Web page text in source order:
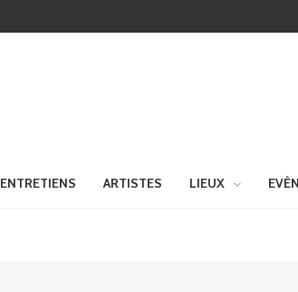
ENTRETIENS ARTISTES LIEUX